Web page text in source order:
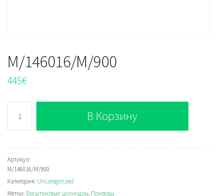
M/146016/M/900
445€
M/146016/M/900
В Корзину
Артикул:
M/146016/M/900
Категория: Uncategorized
Метки: Бесштоковые цилиндры, Приводы